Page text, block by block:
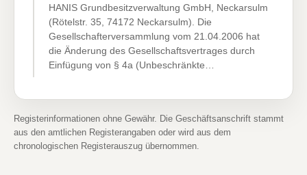
HANIS Grundbesitzverwaltung GmbH, Neckarsulm
(Rötelstr. 35, 74172 Neckarsulm). Die
Gesellschafterversammlung vom 21.04.2006 hat
die Änderung des Gesellschaftsvertrages durch
Einfügung von § 4a (Unbeschränkte…
Registerinformationen ohne Gewähr. Die Geschäftsanschrift stammt
aus den amtlichen Registerangaben oder wird aus dem
chronologischen Registerauszug übernommen.